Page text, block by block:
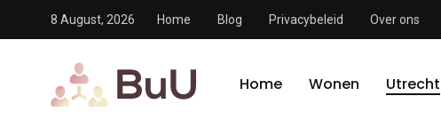
8 August, 2026 Home Blog Privacybeleid Over ons
Home Wonen Utrecht